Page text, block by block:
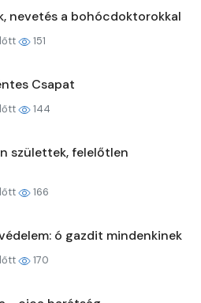
nevetés a bohócdoktorokkal
151
Csapat
144
születtek, felelőtlen
166
ó gazdit mindenkinek
170